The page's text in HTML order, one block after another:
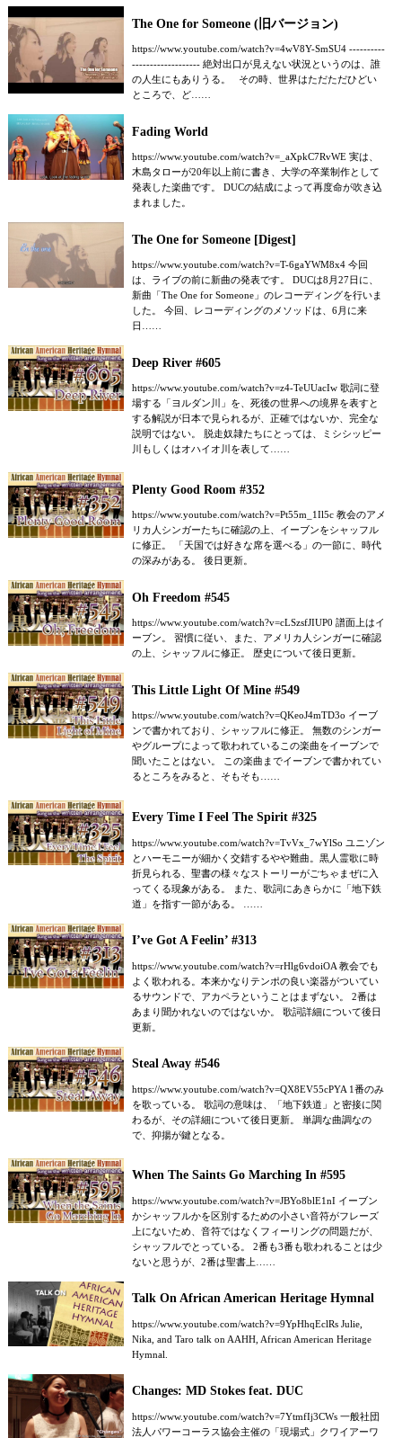
The One for Someone (旧バージョン)
https://www.youtube.com/watch?v=4wV8Y-SmSU4 ----------
------------------- 絶対出口が見えない状況というのは、誰
の人生にもありうる。 その時、世界はただただひどい
ところで、ど……
Fading World
https://www.youtube.com/watch?v=_aXpkC7RvWE 実は、
木島タローが20年以上前に書き、大学の卒業制作として
発表した楽曲です。 DUCの結成によって再度命が吹き込
まれました。
The One for Someone [Digest]
https://www.youtube.com/watch?v=T-6gaYWM8x4 今回
は、ライブの前に新曲の発表です。 DUCは8月27日に、
新曲「The One for Someone」のレコーディングを行いま
した。 今回、レコーディングのメソッドは、6月に来
日……
Deep River #605
https://www.youtube.com/watch?v=z4-TeUUacIw 歌詞に登
場する「ヨルダン川」を、死後の世界への境界を表すと
する解説が日本で見られるが、正確ではないか、完全な
説明ではない。 脱走奴隷たちにとっては、ミシシッピー
川もしくはオハイオ川を表して……
Plenty Good Room #352
https://www.youtube.com/watch?v=Pt55m_1Il5c 教会のアメ
リカ人シンガーたちに確認の上、イーブンをシャッフル
に修正。 「天国では好きな席を選べる」の一節に、時代
の深みがある。 後日更新。
Oh Freedom #545
https://www.youtube.com/watch?v=cLSzsfJIUP0 譜面上はイ
ーブン。 習慣に従い、また、アメリカ人シンガーに確認
の上、シャッフルに修正。 歴史について後日更新。
This Little Light Of Mine #549
https://www.youtube.com/watch?v=QKeoJ4mTD3o イーブ
ンで書かれており、シャッフルに修正。 無数のシンガー
やグループによって歌われているこの楽曲をイーブンで
聞いたことはない。 この楽曲までイーブンで書かれてい
るところをみると、そもそも……
Every Time I Feel The Spirit #325
https://www.youtube.com/watch?v=TvVx_7wYlSo ユニゾン
とハーモニーが細かく交錯するやや難曲。黒人霊歌に時
折見られる、聖書の様々なストーリーがごちゃまぜに入
ってくる現象がある。 また、歌詞にあきらかに「地下鉄
道」を指す一節がある。 ……
I’ve Got A Feelin’ #313
https://www.youtube.com/watch?v=rHlg6vdoiOA 教会でも
よく歌われる。本来かなりテンポの良い楽器がついてい
るサウンドで、アカペラということはまずない。 2番は
あまり聞かれないのではないか。 歌詞詳細について後日
更新。
Steal Away #546
https://www.youtube.com/watch?v=QX8EV55cPYA 1番のみ
を歌っている。 歌詞の意味は、「地下鉄道」と密接に関
わるが、その詳細について後日更新。 単調な曲調なの
で、抑揚が鍵となる。
When The Saints Go Marching In #595
https://www.youtube.com/watch?v=JBYo8blE1nI イーブン
かシャッフルかを区別するための小さい音符がフレーズ
上にないため、音符ではなくフィーリングの問題だが、
シャッフルでとっている。 2番も3番も歌われることは少
ないと思うが、2番は聖書上……
Talk On African American Heritage Hymnal
https://www.youtube.com/watch?v=9YpHhqEclRs Julie,
Nika, and Taro talk on AAHH, African American Heritage
Hymnal.
Changes: MD Stokes feat. DUC
https://www.youtube.com/watch?v=7YtmfIj3CWs 一般社団
法人パワーコーラス協会主催の「現場式」クワイアーワ